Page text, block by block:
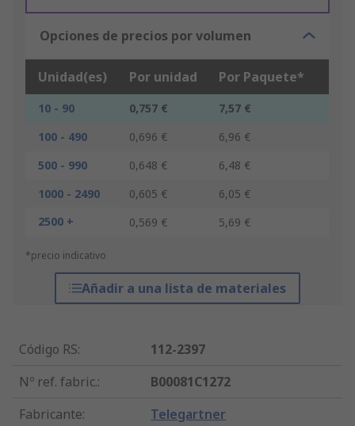
Opciones de precios por volumen
Unidad(es) Por unidad Por Paquete*
10 - 90 0,757 €
7,57 €
100 - 490
0,696 €
6,96 €
500 - 990
0,648 €
6,48 €
1000 - 2490
0,605 €
6,05 €
2500 +
0,569 € 5,69 €
*precio indicativo
Añadir a una lista de materiales
Código RS:
112-2397
Nº ref. fabric.:
B00081C1272
Fabricante: Telegartner